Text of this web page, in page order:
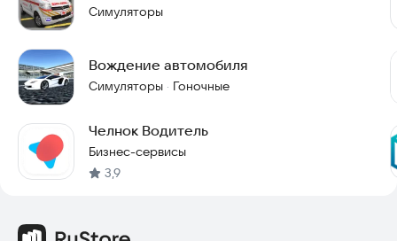
Симуляторы
Вождение автомобиля
Симуляторы · Гоночные
Челнок Водитель
Бизнес-сервисы
3,9